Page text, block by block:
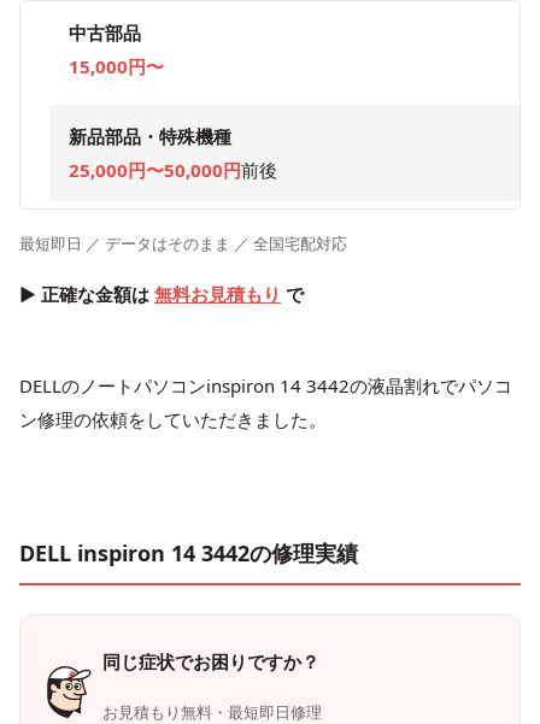
中古部品
15,000円〜
新品部品・特殊機種
25,000円〜50,000円前後
最短即日 ／ データはそのまま ／ 全国宅配対応
▶ 正確な金額は 無料お見積もり で
DELLのノートパソコンinspiron 14 3442の液晶割れでパソコ
ン修理の依頼をしていただきました。
DELL inspiron 14 3442の修理実績
同じ症状でお困りですか？
お見積もり無料・最短即日修理